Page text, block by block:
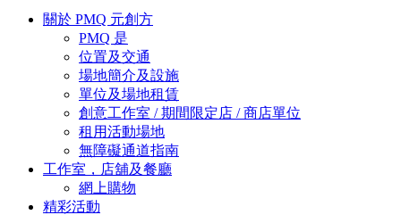
關於 PMQ 元創方
PMQ 是
位置及交通
場地簡介及設施
單位及場地租賃
創意工作室 / 期間限定店 / 商店單位
租用活動場地
無障礙通道指南
工作室，店舖及餐廳
網上購物
精彩活動